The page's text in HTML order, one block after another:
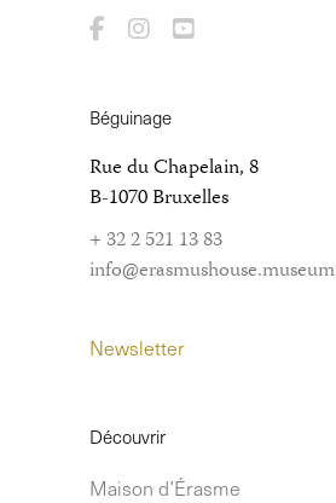
Béguinage
Rue du Chapelain, 8
B-1070 Bruxelles
+ 32 2 521 13 83
info@erasmushouse.museum
Newsletter
Découvrir
Maison d’Érasme